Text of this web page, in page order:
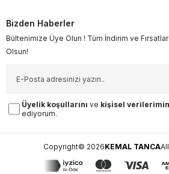
Bizden Haberler
Bültenimize Üye Olun ! Tüm İndirim ve
Olsun!
Üyelik koşullarını ve kişisel verilerimin
ediyorum.
Copyright© 2026KEMAL TANCA